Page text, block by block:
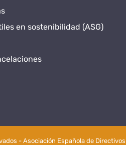
en sostenibilidad (ASG)
- Asociación Española de Directivos